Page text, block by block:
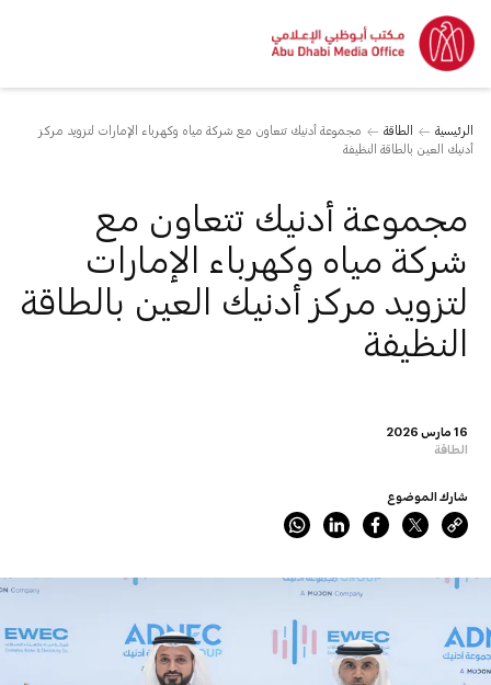
الرئيسية الطاقة
مجموعة أدنيك تتعاون مع شركة مياه وكهرباء الإمارات لتزويد مركز
أدنيك العين بالطاقة النظيفة
16 مارس 2026
الطاقة
مجموعة أدنيك تتعاون مع
شركة مياه وكهرباء الإمارات
لتزويد مركز أدنيك العين بالطاقة
النظيفة
شارك الموضوع